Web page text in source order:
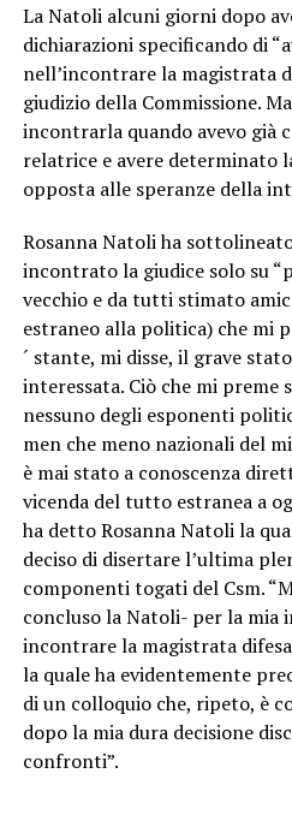
La Natoli alcuni giorni dopo
dichiarazioni specificando di
nell’incontrare la magistrata
giudizio della Commissione.
incontrarla quando avevo già
relatrice e avere determinato
opposta alle speranze della
Rosanna Natoli ha
incontrato la giudice solo su
vecchio e da tutti stimato
estraneo alla politica) che mi
´ stante, mi disse, il grave
interessata. Ciò che mi preme
nessuno degli esponenti
men che meno nazionali del
è mai stato a conoscenza
vicenda del tutto estranea a
ha detto Rosanna Natoli la
deciso di disertare l’ultima
componenti togati del Csm.
concluso la Natoli- per la mia
incontrare la magistrata
la quale ha evidentemente
di un colloquio che, ripeto, è
dopo la mia dura decisione
confronti”.